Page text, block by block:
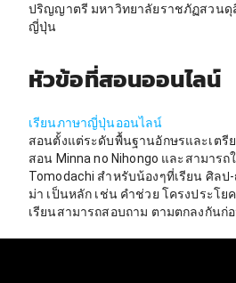
ปริญญาตรี มหาวิทยาลัยราชภัฏสวน
ญี่ปุ่น
หัวข้อที่สอนออนไลน์
เรียนภาษาญี่ปุ่นออนไลน์
สอนตั้งแต่ระดับพื้นฐานอักษรและเตรีย
สอน Minna no Nihongo และสามารถ
Tomodachi สำหรับน้องๆที่เรียน ศิล
ม่า เป็นหลัก เช่น คำช่วย โครงประโย
เรียนสามารถสอบถาม ตามตกลงกันก่